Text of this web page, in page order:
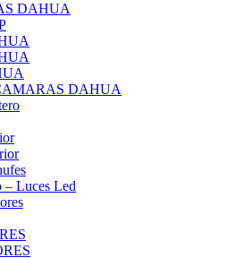
DAHUA
DAHUA
– Luces Led